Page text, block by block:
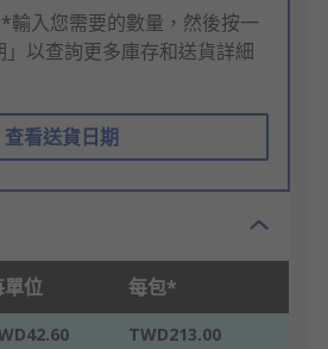
入您需要的數量，然後按一
以查詢更多庫存和送貨詳細
查看送貨日期
單位 每包*
TWD213.00